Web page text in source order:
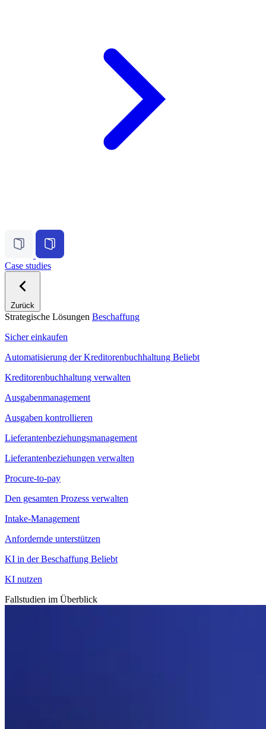
Case studies
Zurück
Strategische Lösungen Beschaffung
Sicher einkaufen
Automatisierung der Kreditorenbuchhaltung Beliebt
Kreditorenbuchhaltung verwalten
Ausgabenmanagement
Ausgaben kontrollieren
Lieferantenbeziehungsmanagement
Lieferantenbeziehungen verwalten
Procure-to-pay
Den gesamten Prozess verwalten
Intake-Management
Anfordernde unterstützen
KI in der Beschaffung Beliebt
KI nutzen
Fallstudien im Überblick